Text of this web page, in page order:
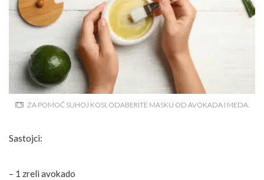
ZA POMOĆ SUHOJ KOSI, ODABERITE MASKU OD AVOKADA I MEDA.
Sastojci:
– 1 zreli avokado